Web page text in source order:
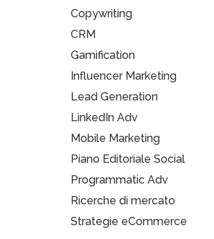
Copywriting
CRM
Gamification
Influencer Marketing
Lead Generation
LinkedIn Adv
Mobile Marketing
Piano Editoriale Social
Programmatic Adv
Ricerche di mercato
Strategie eCommerce